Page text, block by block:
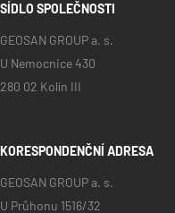
SÍDLO SPOLEČNOSTI
GEOSAN GROUP a. s.
U Nemocnice 430
280 02 Kolín III
KORESPONDENČNÍ ADRESA
GEOSAN GROUP a. s.
U Průhonu 1516/32